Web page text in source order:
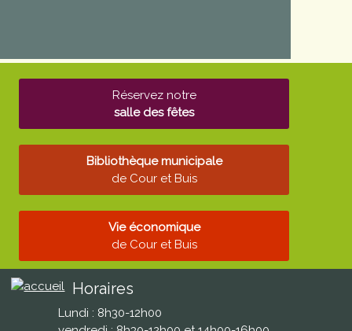
Réservez notre
salle des fêtes
Bibliothèque municipale
de Cour et Buis
Vie économique
de Cour et Buis
Horaires
Lundi : 8h30-12h00